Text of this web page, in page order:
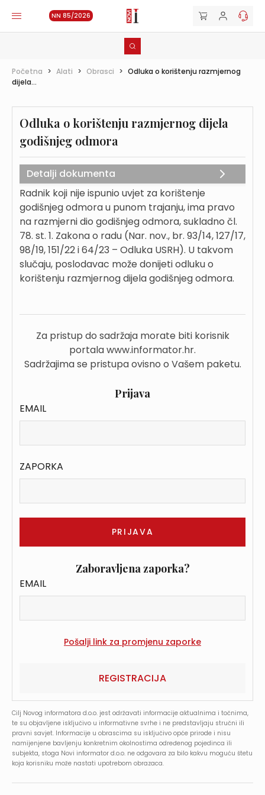
NN 85/2026
Početna > Alati > Obrasci > Odluka o korištenju razmjernog
dijela...
Odluka o korištenju razmjernog dijela
godišnjeg odmora
Detalji dokumenta
Radnik koji nije ispunio uvjet za korištenje
godišnjeg odmora u punom trajanju, ima pravo
na razmjerni dio godišnjeg odmora, sukladno čl.
78. st. 1. Zakona o radu (Nar. nov., br. 93/14, 127/17,
98/19, 151/22 i 64/23 – Odluka USRH). U takvom
slučaju, poslodavac može donijeti odluku o
korištenju razmjernog dijela godišnjeg odmora.
Za pristup do sadržaja morate biti korisnik
portala www.informator.hr.
Sadržajima se pristupa ovisno o Vašem paketu.
Prijava
EMAIL
ZAPORKA
Zaboravljena zaporka?
EMAIL
REGISTRACIJA
Cilj Novog informatora d.o.o. jest održavati informacije aktualnima i točnima,
te su objavljene isključivo u informativne svrhe i ne predstavljaju stručni ili
pravni savjet. Informacije u obrascima su isključivo opće prirode i nisu
namijenjene bavljenju konkretnim okolnostima određenog pojedinca ili
subjekta, stoga Novi informator d.o.o. ne odgovara za bilo kakvu moguću štetu
koja korisniku može nastati upotrebom obrazaca.